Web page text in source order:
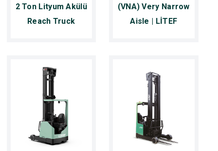
2 Ton Lityum Akülü
Reach Truck
(VNA) Very Narrow
Aisle | LİTEF